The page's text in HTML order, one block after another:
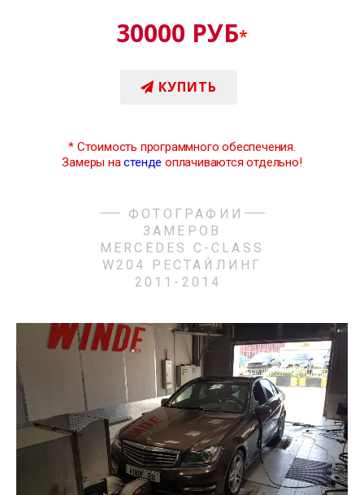
30000 РУБ*
КУПИТЬ
* Стоимость программного обеспечения.
Замеры настенде оплачиваются отдельно!
ФОТОГРАФИИ
ЗАМЕРОВ
MERCEDES C-CLASS
W204 РЕСТАЙЛИНГ
2011-2014